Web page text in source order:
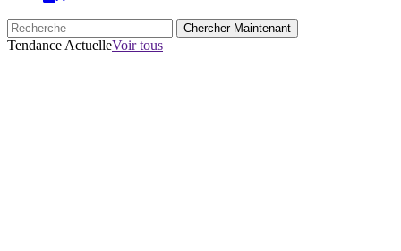
Chercher Maintenant
Tendance ActuelleVoir tous